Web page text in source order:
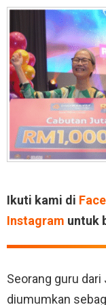
Ikuti kami di
Instagram untuk
Seorang guru dari
diumumkan